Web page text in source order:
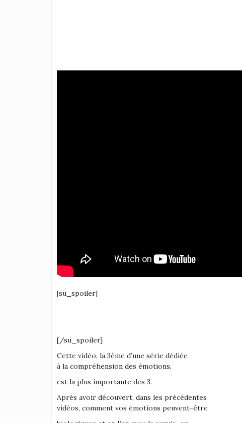
[su_spoiler]
[/su_spoiler]
Cette vidéo, la 3ème d’une série dédiée
à la compréhension des émotions,
est la plus importante des 3.
Après avoir découvert, dans les précédentes
vidéos, comment vos émotions peuvent-être